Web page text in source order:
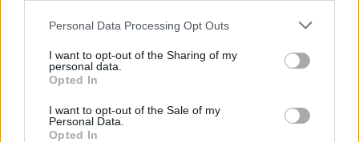
Personal Data Processing Opt Outs
I want to opt-out of the Sharing of my
personal data.
Opted In
I want to opt-out of the Sale of my
Personal Data.
Opted In
Szukaj